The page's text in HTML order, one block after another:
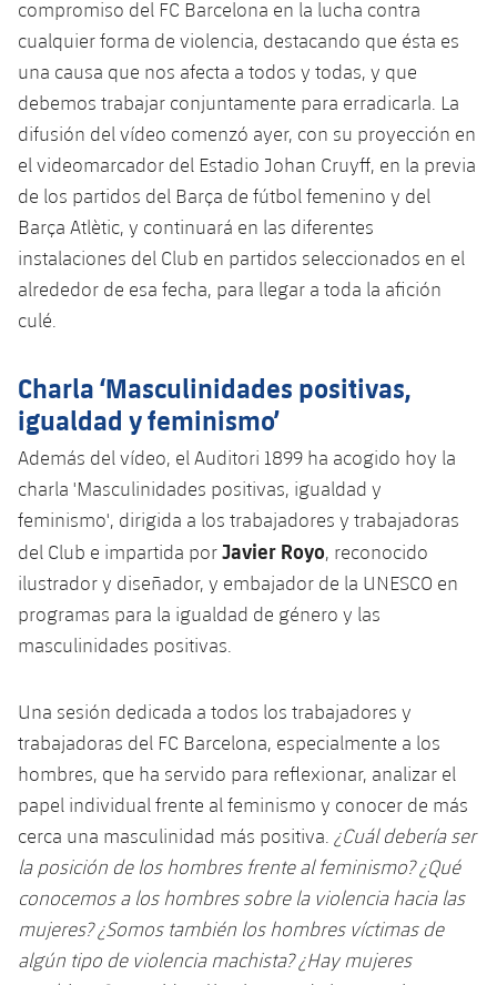
Jugadores
Calendario
Resultados
Clasificaciones
Fotos
Noticias
Voleibol masculino
Voleibol femenino
Apúntate a las amateurs
plusicon
más
Apúntate a las amateurs
Carnet de las Secciones Amateurs
PLUSICON
MÁS
League of Legends
VALORANT Rising
VALORANT Game Changers
compromiso del FC Barcelona en la lucha contra
cualquier forma de violencia, destacando que ésta es
una causa que nos afecta a todos y todas, y que
debemos trabajar conjuntamente para erradicarla. La
difusión del vídeo comenzó ayer, con su proyección en
el videomarcador del Estadio Johan Cruyff, en la previa
de los partidos del Barça de fútbol femenino y del
Barça Atlètic, y continuará en las diferentes
instalaciones del Club en partidos seleccionados en el
alrededor de esa fecha, para llegar a toda la afición
culé.
Charla ‘Masculinidades positivas,
igualdad y feminismo’
Además del vídeo, el Auditori 1899 ha acogido hoy la
charla 'Masculinidades positivas, igualdad y
feminismo', dirigida a los trabajadores y trabajadoras
del Club e impartida porJavier Royo, reconocido
ilustrador y diseñador, y embajador de la UNESCO en
programas para la igualdad de género y las
masculinidades positivas.
Una sesión dedicada a todos los trabajadores y
trabajadoras del FC Barcelona, ​​especialmente a los
hombres, que ha servido para reflexionar, analizar el
papel individual frente al feminismo y conocer de más
cerca una masculinidad más positiva. ¿Cuál debería ser
la posición de los hombres frente al feminismo?¿Qué
conocemos a los hombres sobre la violencia hacia las
mujeres?¿Somos también los hombres víctimas de
algún tipo de violencia machista?¿Hay mujeres